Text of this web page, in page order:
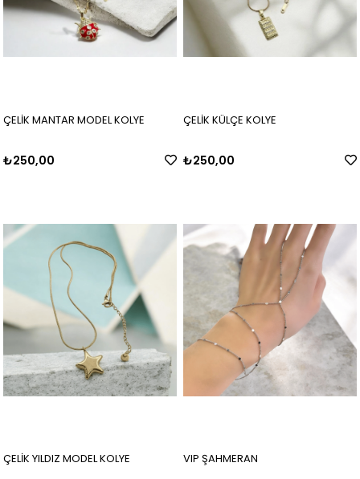
ÇELİK MANTAR MODEL KOLYE
₺250,00
ÇELİK KÜLÇE KOLYE
₺250,00
ÇELİK YILDIZ MODEL KOLYE VIP ŞAHMERAN